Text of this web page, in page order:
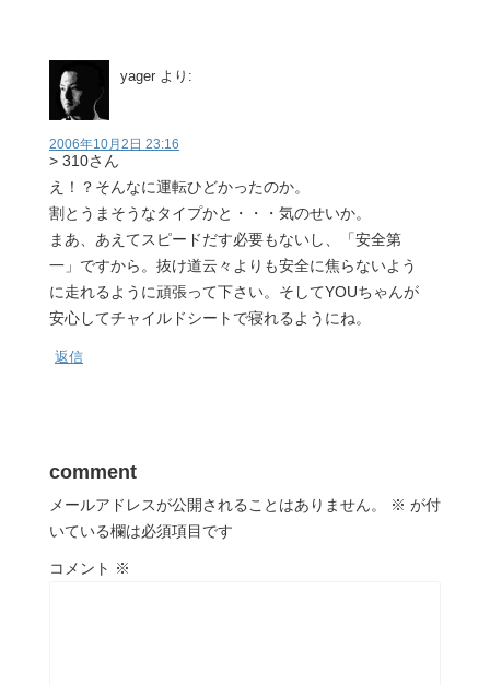
yager より:
2006年10月2日 23:16
> 310さん
え！？そんなに運転ひどかったのか。
割とうまそうなタイプかと・・・気のせいか。
まあ、あえてスピードだす必要もないし、「安全第
一」ですから。抜け道云々よりも安全に焦らないよう
に走れるように頑張って下さい。そしてYOUちゃんが
安心してチャイルドシートで寝れるようにね。
返信
comment
メールアドレスが公開されることはありません。 ※ が付
いている欄は必須項目です
コメント ※